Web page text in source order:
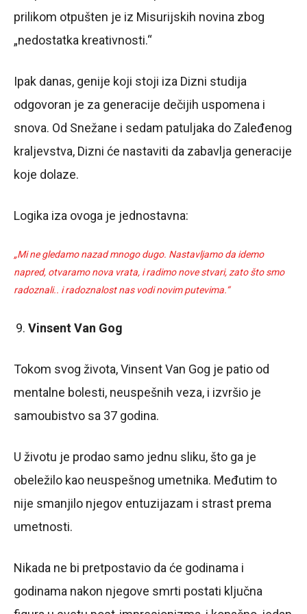
prilikom otpušten je iz Misurijskih novina zbog
„nedostatka kreativnosti.“
Ipak danas, genije koji stoji iza Dizni studija
odgovoran je za generacije dečijih uspomena i
snova. Od Snežane i sedam patuljaka do Zaleđenog
kraljevstva, Dizni će nastaviti da zabavlja generacije
koje dolaze.
Logika iza ovoga je jednostavna:
„Mi ne gledamo nazad mnogo dugo. Nastavljamo da idemo
napred, otvaramo nova vrata, i radimo nove stvari, zato što smo
radoznali.. i radoznalost nas vodi novim putevima.“
Vinsent Van Gog
Tokom svog života, Vinsent Van Gog je patio od
mentalne bolesti, neuspešnih veza, i izvršio je
samoubistvo sa 37 godina.
U životu je prodao samo jednu sliku, što ga je
obeležilo kao neuspešnog umetnika. Međutim to
nije smanjilo njegov entuzijazam i strast prema
umetnosti.
Nikada ne bi pretpostavio da će godinama i
godinama nakon njegove smrti postati ključna